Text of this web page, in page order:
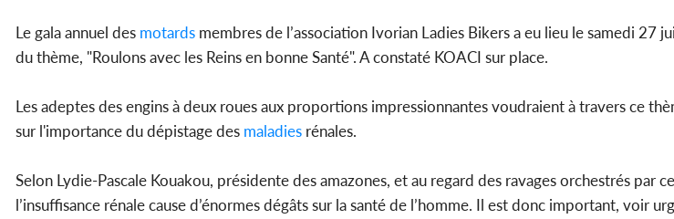
Le gala annuel des motards membres de l’association Ivorian Ladies Bikers a eu lieu le samedi 27
du thème, "Roulons avec les Reins en bonne Santé". A constaté KOACI sur place.
Les adeptes des engins à deux roues aux proportions impressionnantes voudraient à travers ce
sur l'importance du dépistage des maladies rénales.
Selon Lydie-Pascale Kouakou, présidente des amazones, et au regard des ravages orchestrés par
l’insuffisance rénale cause d’énormes dégâts sur la santé de l’homme. Il est donc important, voir